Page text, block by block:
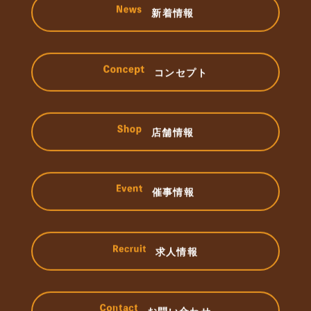
新着情報
コンセプト
店舗情報
催事情報
求人情報